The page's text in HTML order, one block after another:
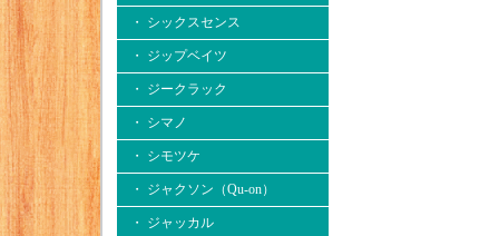
・ シックスセンス
・ ジップベイツ
・ ジークラック
・ シマノ
・ シモツケ
・ ジャクソン（Qu-on）
・ ジャッカル